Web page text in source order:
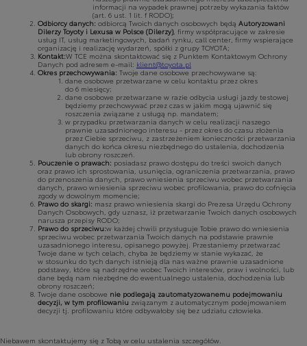
informacji na wypadek prawnej potrzeby wykazania faktów
(art. 6 ust. 1 lit. f RODO);
Odbiorcy danych: odbiorcą Twoich danych osobowych będą Autoryzowani
Dilerzy Toyoty i Lexusa w Polsce (Dilerzy) , firmy współpracujące w zakresie
usług IT, usług marketingowych, badań rynku, call center, firmy wspierające
organizację i realizację wydarzeń, spółki z grupy TOYOTA;
Kontakt:W TCE można skontaktować się z Punktem Kontaktowym Ochrony
Danych pod adresem e-mail: klient@toyota.pl
Okres przechowywania: Twoje dane osobowe przechowywane są:
dane osobowe przetwarzane w celu kontaktu przez okres
do 6 miesięcy;
dane osobowe przetwarzane w razie odbycia usługi jazdy testowej
będziemy przechowywać przez czas w jakim mogą ujawnić się
roszczenia związane z usługą np. mandatem;
w przypadku przetwarzania danych w celu realizacji naszego
prawnie uzasadnionego interesu - przez okres do czasu złożenia
przez Ciebie sprzeciwu, z zastrzeżeniem konieczności przetwarzania
danych do końca okresu niezbędnego do ustalenia, dochodzenia
lub obrony roszczeń.
Pouczenie o prawach: posiadasz prawo dostępu do treści swoich danych
oraz prawo ich sprostowania, usunięcia, ograniczenia przetwarzania, prawo
do przenoszenia danych, prawo wniesienia sprzeciwu wobec przetwarzania
danych, prawo wniesienia sprzeciwu wobec profilowania, prawo do cofnięcia
zgody w dowolnym momencie;
Prawo do skargi: masz prawo wniesienia skargi do Prezesa Urzędu Ochrony
Danych Osobowych, gdy uznasz, iż przetwarzanie Twoich danych osobowych
narusza przepisy RODO;
Prawo do sprzeciwu:w każdej chwili przysługuje Tobie prawo do wniesienia
sprzeciwu wobec przetwarzania Twoich danych na podstawie prawnie
uzasadnionego interesu, opisanego powyżej. Przestaniemy przetwarzać
Twoje dane w tych celach, chyba że będziemy w stanie wykazać, że
w stosunku do tych danych istnieją dla nas ważne prawnie uzasadnione
podstawy, które są nadrzędne wobec Twoich interesów, praw i wolności, lub
dane będą nam niezbędne do ewentualnego ustalenia, dochodzenia lub
obrony roszczeń;
Twoje dane osobowe nie podlegają zautomatyzowanemu podejmowaniu
decyzji, w tym profilowaniu związanym z automatycznym podejmowaniem
decyzji tj. profilowaniu które odbywałoby się bez udziału człowieka.
Niebawem skontaktujemy się z Tobą w celu ustalenia szczegółów.